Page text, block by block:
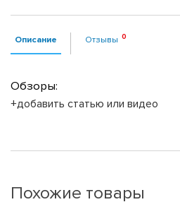
Описание Отзывы
Обзоры:
+добавить статью или видео
Похожие товары